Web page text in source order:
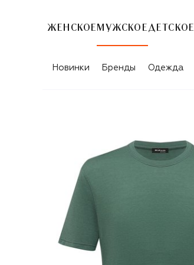
ЖЕНСКОЕ МУЖСКОЕ ДЕТСКОЕ
Новинки Бренды Одежда